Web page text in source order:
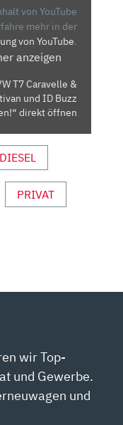
von YouTube
mehr in der
von YouTube.
anzeigen
T7 Caravelle &
und ID Buzz
direkt öffnen
DIESEL
PRIVAT
wir Top-
und Gewerbe.
und